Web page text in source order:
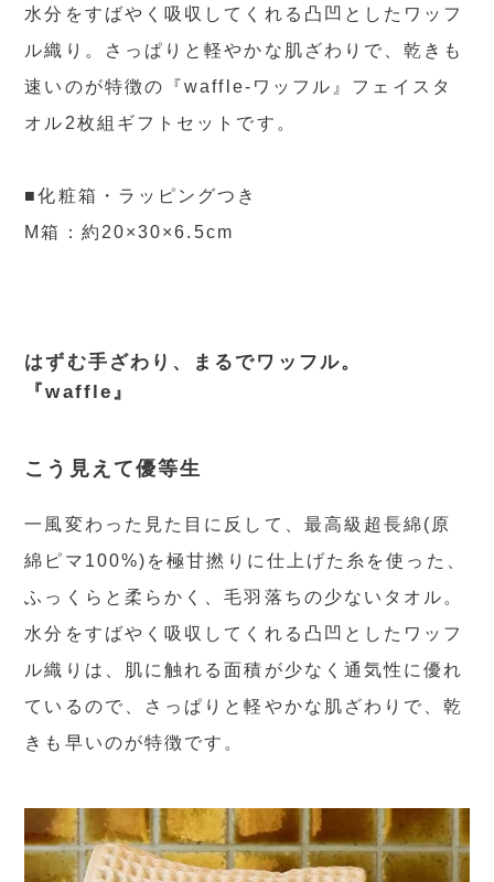
水分をすばやく吸収してくれる凸凹としたワッフ
ル織り。さっぱりと軽やかな肌ざわりで、乾きも
速いのが特徴の『waffle-ワッフル』フェイスタ
オル2枚組ギフトセットです。
■化粧箱・ラッピングつき
M箱：約20×30×6.5cm
はずむ手ざわり、まるでワッフル。
『waffle』
こう見えて優等生
一風変わった見た目に反して、最高級超長綿(原
綿ピマ100%)を極甘撚りに仕上げた糸を使った、
ふっくらと柔らかく、毛羽落ちの少ないタオル。
水分をすばやく吸収してくれる凸凹としたワッフ
ル織りは、肌に触れる面積が少なく通気性に優れ
ているので、さっぱりと軽やかな肌ざわりで、乾
きも早いのが特徴です。